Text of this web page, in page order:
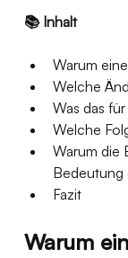
📚 Inhalt
Warum
Welche
Was das
Welche
Warum die
Bedeutung
Fazit
Warum